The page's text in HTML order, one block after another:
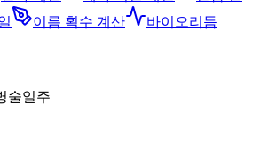
이름 획수 계산
바이오리듬
술일주